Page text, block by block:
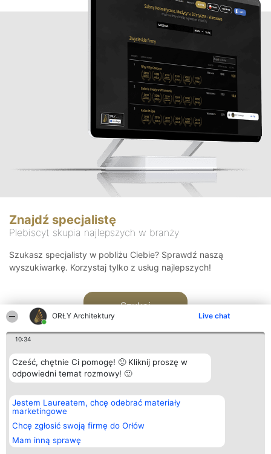
ORŁY Architektury Live chat
10:34
Cześć, chętnie Ci pomogę! 🙂 Kliknij proszę w
odpowiedni temat rozmowy! 🙂
Jestem Laureatem, chcę odebrać materiały
marketingowe
Chcę zgłosić swoją firmę do Orłów
Mam inną sprawę
Znajdź specjalistę
Plebiscyt skupia najlepszych w branży
Szukasz specjalisty w pobliżu Ciebie? Sprawdź naszą
wyszukiwarkę. Korzystaj tylko z usług najlepszych!
Szukaj
Organizator plebiscytu
Bright Side Solutions sp. z o.
o. sp. k.
ul. Ruska 22
Wrocław 50-079
KRS 0000749100 | Regon
381313360 | NIP 8943132676
Plebiscyt
Laureaci
wszystkich
Laureatów
Regulamin
Kontakt
Kontakt